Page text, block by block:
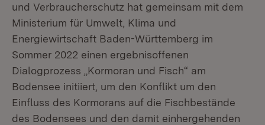
und Verbraucherschutz hat gemeinsam mit dem
Ministerium für Umwelt, Klima und
Energiewirtschaft Baden-Württemberg im
Sommer 2022 einen ergebnisoffenen
Dialogprozess „Kormoran und Fisch“ am
Bodensee initiiert, um den Konflikt um den
Einfluss des Kormorans auf die Fischbestände
des Bodensees und den damit einhergehenden